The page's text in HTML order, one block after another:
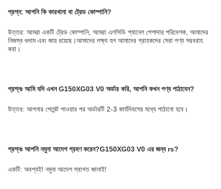
প্রশ্ন: আপনি কি কারখানা বা ট্রেড কোম্পানি?
উত্তর: আমরা একটি ট্রেড কোম্পানি, আমরা এলসিডি প্যানেল পেশাদার পরিবেশক, আমাদের
নিজস্ব গুদাম এবং জায় রয়েছে।আমাদের লক্ষ্য হল আমাদের গ্রাহকদের সেরা পণ্য সরবরাহ
করা।
প্রশ্নঃ আমি যদি এখন G150XG03 V0 অর্ডার করি, আপনি কখন পণ্য পাঠাবেন?
উত্তর: আপনার পেমেন্ট পাওয়ার পর অর্ডারটি 2-3 কার্যদিবসের মধ্যে পাঠানো হবে।
প্রশ্নঃ আপনি নমুনা আদেশ গ্রহণ করেন?G150XG03 V0 এর জন্য rs?
একটি: অবশ্যই! নমুনা আদেশ স্বাগত জানাই!